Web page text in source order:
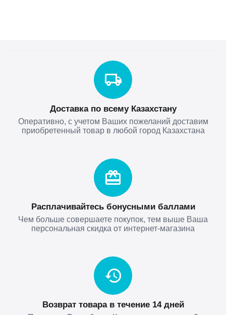
Доставка по всему Казахстану
Оперативно, с учетом Ваших пожеланий доставим
приобретенный товар в любой город Казахстана
Расплачивайтесь бонусными баллами
Чем больше совершаете покупок, тем выше Ваша
персональная скидка от интернет-магазина
Возврат товара в течение 14 дней